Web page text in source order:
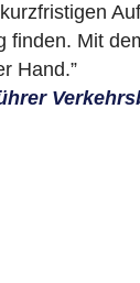
finden. Mit
Hand.”